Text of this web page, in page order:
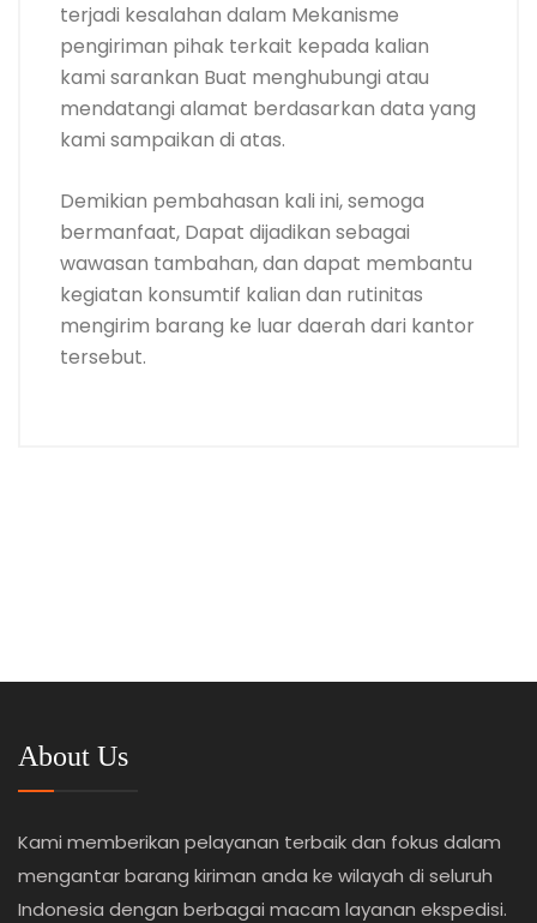
terjadi kesalahan dalam Mekanisme
pengiriman pihak terkait kepada kalian
kami sarankan Buat menghubungi atau
mendatangi alamat berdasarkan data yang
kami sampaikan di atas.
Demikian pembahasan kali ini, semoga
bermanfaat, Dapat dijadikan sebagai
wawasan tambahan, dan dapat membantu
kegiatan konsumtif kalian dan rutinitas
mengirim barang ke luar daerah dari kantor
tersebut.
About Us
Kami memberikan pelayanan terbaik dan fokus dalam
mengantar barang kiriman anda ke wilayah di seluruh
Indonesia dengan berbagai macam layanan ekspedisi.